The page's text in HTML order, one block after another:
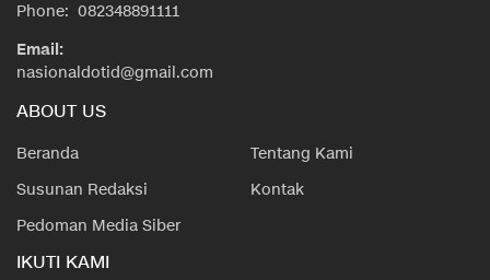
Phone: 082348891111
Email:
nasionaldotid@gmail.com
ABOUT US
Beranda
Tentang Kami
Susunan Redaksi
Kontak
Pedoman Media Siber
IKUTI KAMI